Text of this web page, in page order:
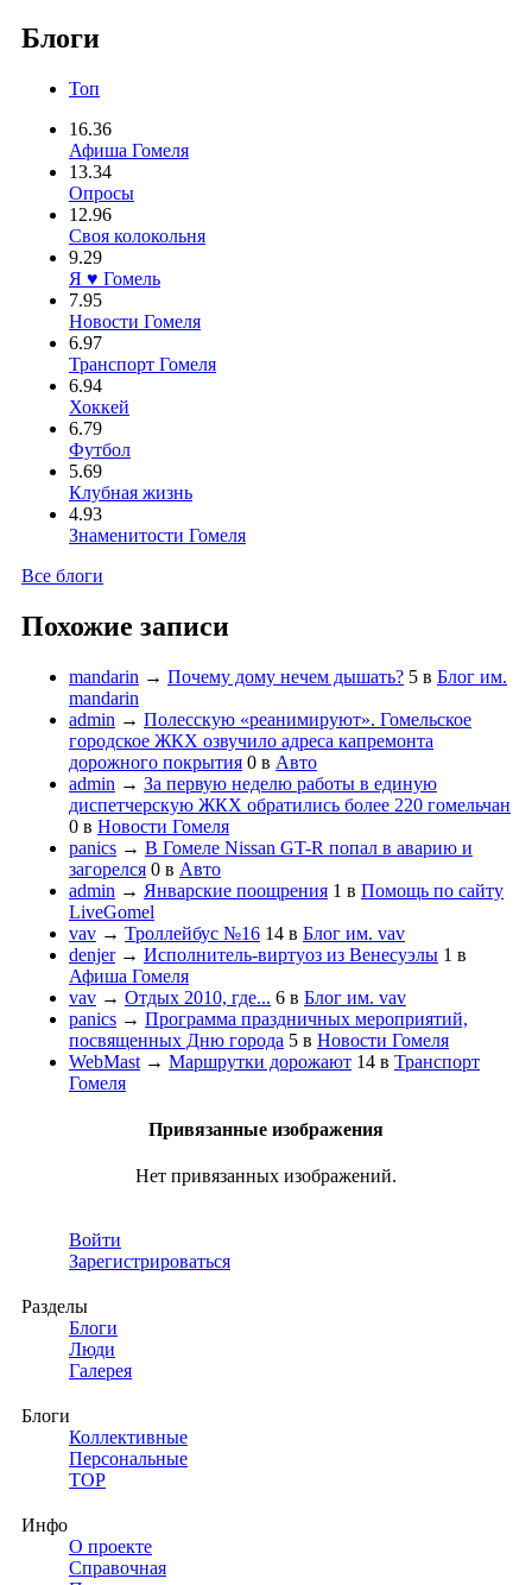
Блоги
Топ
16.36
Афиша Гомеля
13.34
Опросы
12.96
Своя колокольня
9.29
Я ♥ Гомель
7.95
Новости Гомеля
6.97
Транспорт Гомеля
6.94
Хоккей
6.79
Футбол
5.69
Клубная жизнь
4.93
Знаменитости Гомеля
Все блоги
Похожие записи
mandarin → Почему дому нечем дышать? 5 в Блог им.
mandarin
admin → Полесскую «реанимируют». Гомельское
городское ЖКХ озвучило адреса капремонта
дорожного покрытия 0 в Авто
admin → За первую неделю работы в единую
диспетчерскую ЖКХ обратились более 220 гомельчан
0 в Новости Гомеля
panics → В Гомеле Nissan GT-R попал в аварию и
загорелся 0 в Авто
admin → Январские поощрения 1 в Помощь по сайту
LiveGomel
vav → Троллейбус №16 14 в Блог им. vav
denjer→ Исполнитель-виртуоз из Венесуэлы 1 в
Афиша Гомеля
vav → Отдых 2010, где... 6 в Блог им. vav
panics → Программа праздничных мероприятий,
посвященных Дню города 5 в Новости Гомеля
WebMast → Маршрутки дорожают 14 в Транспорт
Гомеля
Привязанные изображения
Нет привязанных изображений.
Войти
Зарегистрироваться
Разделы
Блоги
Люди
Галерея
Блоги
Коллективные
Персональные
TOP
Инфо
О проекте
Справочная